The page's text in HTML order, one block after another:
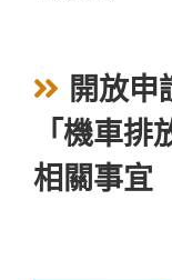
開放申
「機車排
相關事宜